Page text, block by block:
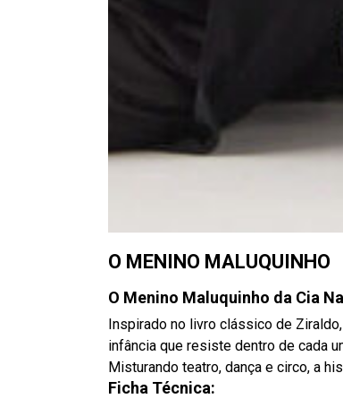
O MENINO MALUQUINHO
O Menino Maluquinho da Cia
Inspirado no livro clássico de
infância que resiste dentro de cada
Misturando teatro, dança e circo, a
Ficha Técnica: